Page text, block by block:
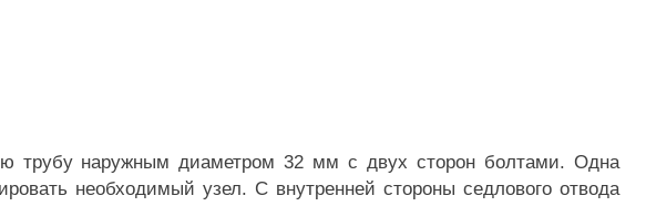
трубу наружным диаметром 32 мм с двух сторон болтами. Одна
необходимый узел. С внутренней стороны седлового отвода